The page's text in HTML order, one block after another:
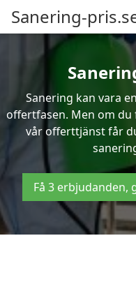
Sanering-
Sanering kan vara
offertfasen. Men om
vår offerttjänst får
Få 3